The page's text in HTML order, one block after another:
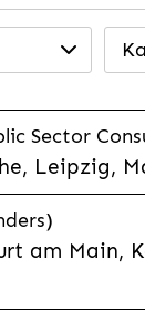
Sector
Leipzig,
am Main,